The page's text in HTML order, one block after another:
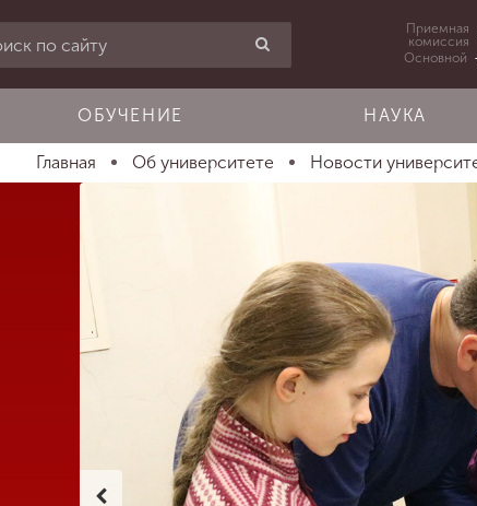
Приемная
комиссия
Основной
ОБУЧЕНИЕ НАУКА
Главная Об университете Новости